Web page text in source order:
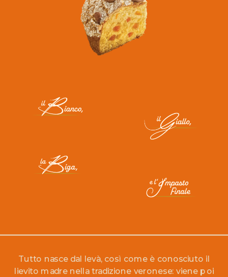
Tutto nasce dal levà, così come è conosciuto il
lievito madre nella tradizione veronese: viene poi